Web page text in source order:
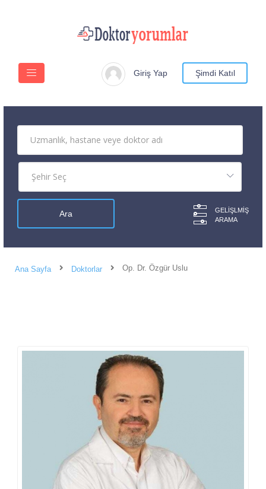
Giriş Yap Şimdi Katıl
GELIŞLMIŞ
ARAMA
Ana Sayfa Doktorlar Op. Dr. Özgür Uslu